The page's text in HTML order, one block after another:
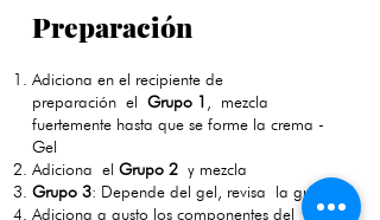
Preparación
Adiciona en el recipiente de
preparación el Grupo 1
, mezcla
fuertemente hasta que se forme la crema -
Gel
Adiciona el Grupo 2 y mezcla
Grupo 3: Depende del gel, revisa la guía!
Adiciona a gusto los componentes del